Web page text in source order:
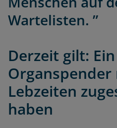
Wartelisten. ”
Derzeit gilt: Ein
Organspender
Lebzeiten
haben